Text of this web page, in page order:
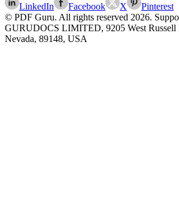
LinkedIn
Facebook X
Pinterest
© PDF Guru. All rights reserved 2026.
GURUDOCS LIMITED, 9205 West Russell
Nevada, 89148, USA